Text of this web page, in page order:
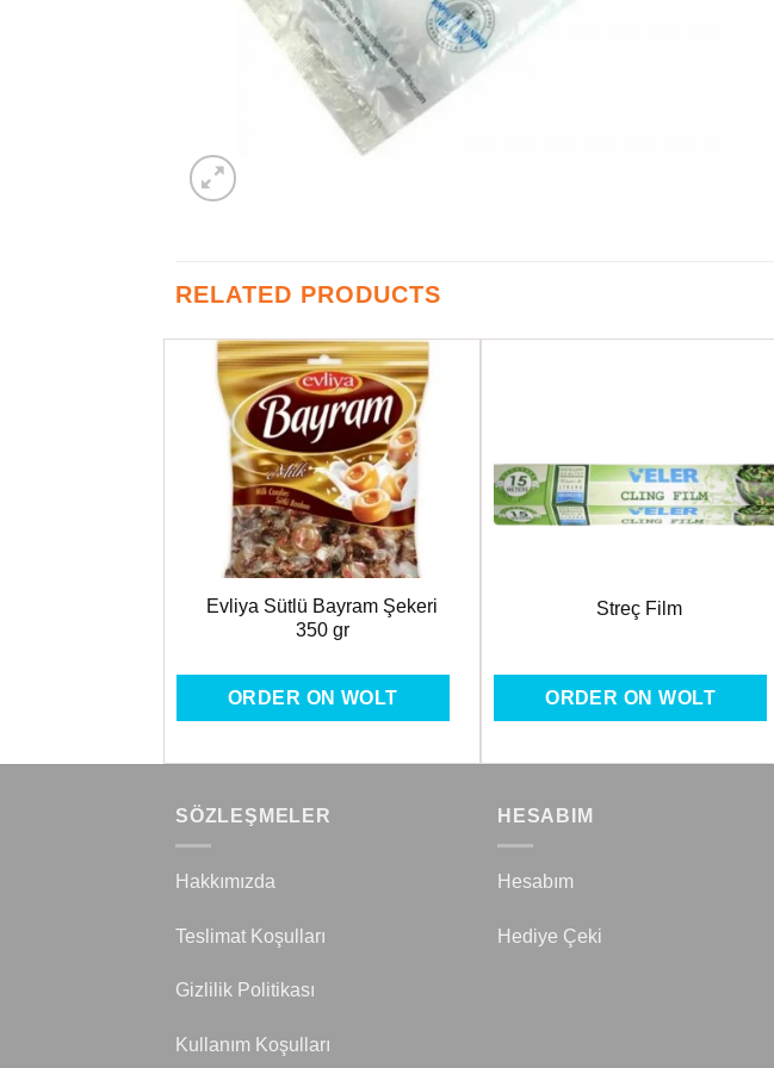
RELATED PRODUCTS
Favorilere
Ekle
Evliya Sütlü Bayram Şekeri
350 gr
ORDER ON WOLT
Streç Film
ORDER ON WOLT
SÖZLEŞMELER
Hakkımızda
Teslimat Koşulları
Gizlilik Politikası
Kullanım Koşulları
HESABIM
Hesabım
Hediye Çeki